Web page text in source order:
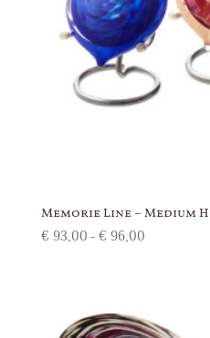
Memorie Line – Medium
€ 93,00-€ 96,00Prijsklasse: